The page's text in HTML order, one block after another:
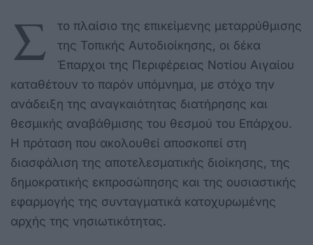
Σ
το πλαίσιο της επικείμενης μεταρρύθμισης
της Τοπικής Αυτοδιοίκησης, οι δέκα
Έπαρχοι της Περιφέρειας Νοτίου Αιγαίου
καταθέτουν το παρόν υπόμνημα, με στόχο την
ανάδειξη της αναγκαιότητας διατήρησης και
θεσμικής αναβάθμισης του θεσμού του Επάρχου.
Η πρόταση που ακολουθεί αποσκοπεί στη
διασφάλιση της αποτελεσματικής διοίκησης, της
δημοκρατικής εκπροσώπησης και της ουσιαστικής
εφαρμογής της συνταγματικά κατοχυρωμένης
αρχής της νησιωτικότητας.